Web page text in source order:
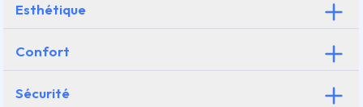
Esthétique
Confort
Sécurité